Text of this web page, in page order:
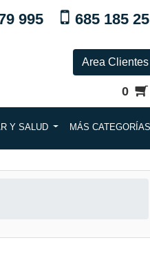
995 685 185
Area Clientes
0
Y SALUD MÁS CATEGORÍAS